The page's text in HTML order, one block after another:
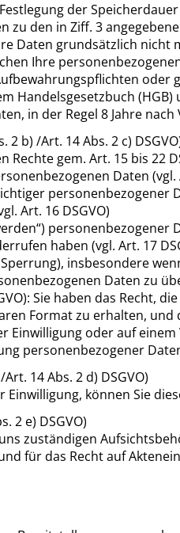
der Speicherdauer
zu den in Ziff. 3
Daten grundsätzlich
Ihre
Handelsgesetzbuch
in der Regel 8 Jahre
b) /Art. 14 Abs. 2 c)
gem. Art. 15 bis 22
Daten (vgl.
Art. 16 DSGVO)
haben (vgl. Art. 17
insbesondere
Daten zu
Sie haben das Recht,
Format zu erhalten,
Einwilligung oder auf
personenbezogener
14 Abs. 2 d) DSGVO)
können Sie
2 e) DSGVO)
zuständigen
für das Recht auf